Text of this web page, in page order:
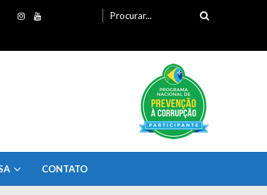
por:
CONTATO